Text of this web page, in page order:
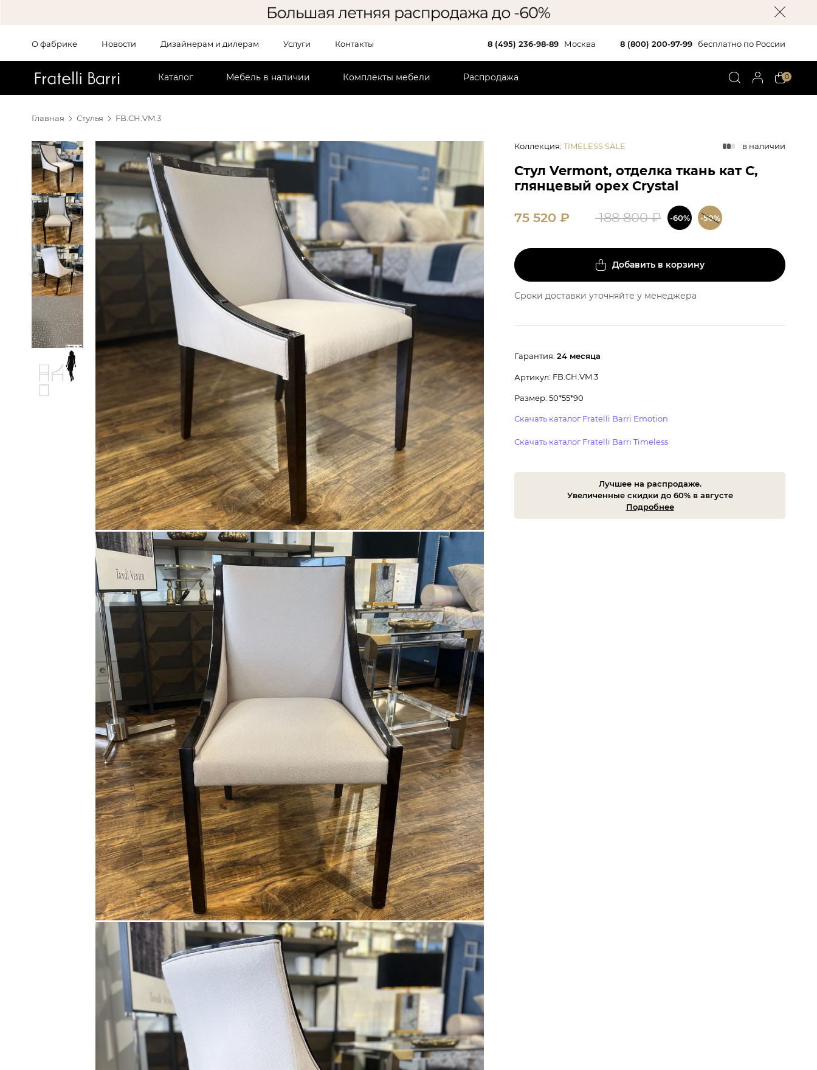
О фабрике Новости Дизайнерам и дилерам Услуги Контакты 8 (495) 236-98-89 Москва 8 (800) 200-97-99 бесплатно по России
Каталог Мебель в наличии Комплекты мебели Распродажа 0
Главная Стулья FB.CH.VM.3
Коллекция: TIMELESS SALE в наличии
Стул Vermont, отделка ткань кат С,
глянцевый орех Crystal
75 520 ₽ 188 800₽ -60% -50%
Добавить в корзину
Сроки доставки уточняйте у менеджера
Гарантия: 24 месяца
Артикул: FB.CH.VM.3
Размер: 50*55*90
Скачать каталог Fratelli Barri Emotion
Скачать каталог Fratelli Barri Timeless
Лучшее на распродаже.
Увеличенные скидки до 60% в августе
Подробнее